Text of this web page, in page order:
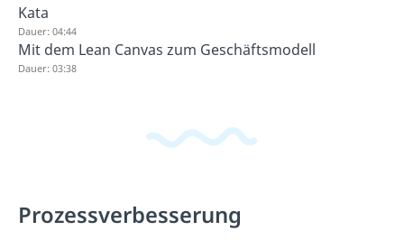
Kata
Dauer: 04:44
Mit dem Lean Canvas zum Geschäftsmodell
Dauer: 03:38
Prozessverbesserung